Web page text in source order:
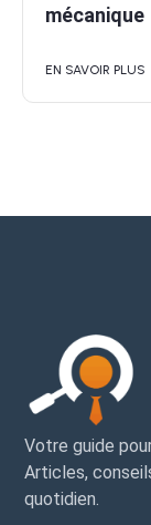
mécanique
EN SAVOIR PLUS
Votre guide
Articles,
quotidien.